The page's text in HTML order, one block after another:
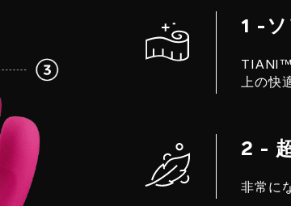
1 -
TIANI™
上の快
2 -
非常に